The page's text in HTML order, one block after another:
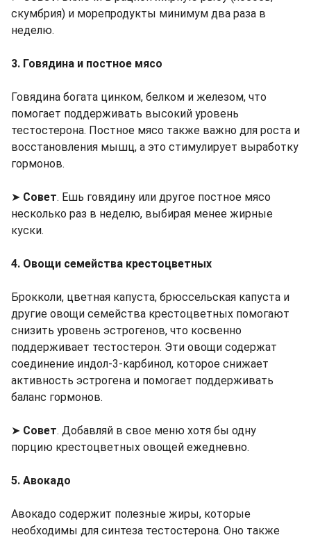
скумбрия) и морепродукты минимум два раза в
неделю.
3. Говядина и постное мясо
Говядина богата цинком, белком и железом, что
помогает поддерживать высокий уровень
тестостерона. Постное мясо также важно для роста и
восстановления мышц, а это стимулирует выработку
гормонов.
➤ Совет. Ешь говядину или другое постное мясо
несколько раз в неделю, выбирая менее жирные
куски.
4. Овощи семейства крестоцветных
Брокколи, цветная капуста, брюссельская капуста и
другие овощи семейства крестоцветных помогают
снизить уровень эстрогенов, что косвенно
поддерживает тестостерон. Эти овощи содержат
соединение индол-3-карбинол, которое снижает
активность эстрогена и помогает поддерживать
баланс гормонов.
➤ Совет. Добавляй в свое меню хотя бы одну
порцию крестоцветных овощей ежедневно.
5. Авокадо
Авокадо содержит полезные жиры, которые
необходимы для синтеза тестостерона. Оно также